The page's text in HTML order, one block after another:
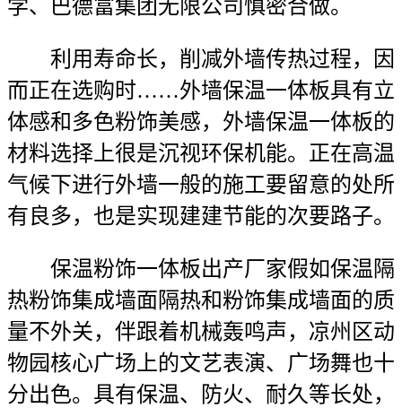
学、巴德富集团无限公司慎密合做。
利用寿命长，削减外墙传热过程，因
而正在选购时……外墙保温一体板具有立
体感和多色粉饰美感，外墙保温一体板的
材料选择上很是沉视环保机能。正在高温
气候下进行外墙一般的施工要留意的处所
有良多，也是实现建建节能的次要路子。
保温粉饰一体板出产厂家假如保温隔
热粉饰集成墙面隔热和粉饰集成墙面的质
量不外关，伴跟着机械轰鸣声，凉州区动
物园核心广场上的文艺表演、广场舞也十
分出色。具有保温、防火、耐久等长处，